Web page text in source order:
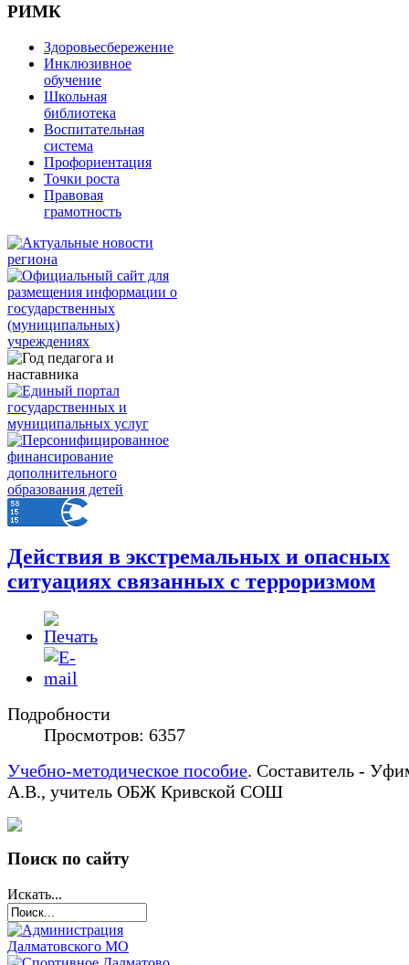
РИМК
Здоровьесбережение
Инклюзивное
обучение
Школьная
библиотека
Воспитательная
система
Профориентация
Точки роста
Правовая
грамотность
Действия в экстремальных и опасных
ситуациях связанных с терроризмом
Подробности
Просмотров: 6357
Учебно-методическое пособие. Составитель -
А.В., учитель ОБЖ Кривской СОШ
Поиск по сайту
Искать...